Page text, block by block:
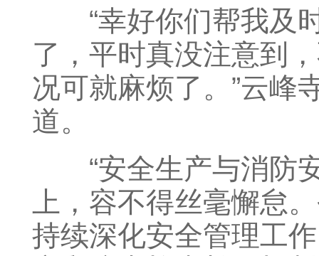
“幸好你们帮我及
了，平时真没注意到
况可就麻烦了。”云峰
道。
“安全生产与消防
上，容不得丝毫懈怠
持续深化安全管理工